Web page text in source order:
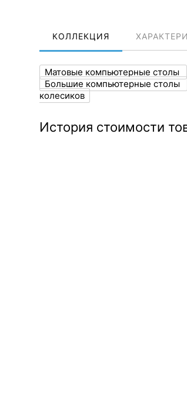
КОЛЛЕКЦИЯ
Матовые компьютерные столы
Большие компьютерные столы
колесиков
История стоимости